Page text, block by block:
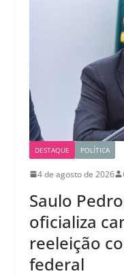
DESTAQUE POLÍTICA
4 de agosto de 2026
Saulo
oficializa
reeleição
federal